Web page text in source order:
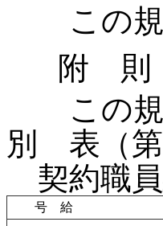
この規
附
この規
別 表（第
契約職
号 給